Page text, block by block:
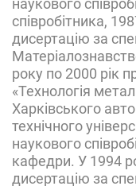
наукового
співробітника,
дисертацію за
року по 2000 рік
«Технологія
Харківського
технічного
наукового
кафедри. У 1994
дисертацію за